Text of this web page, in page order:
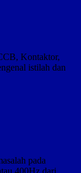
Kontaktor,
istilah dan
pada
400Hz dari